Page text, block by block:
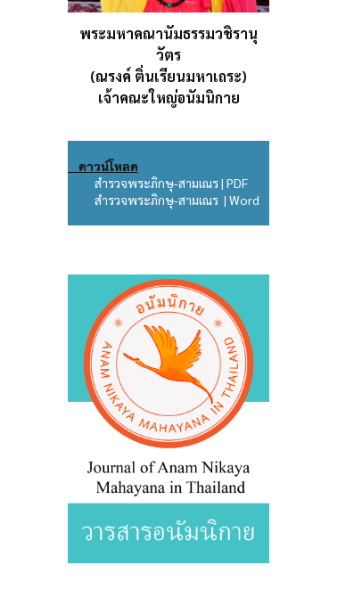
พระมหาคณานัมธรรมวชิรานุ
วัตร
(ณรงค์ ติ่นเรียนมหาเถระ)
เจ้าคณะใหญ่อนัมนิกาย
ดาวน์โหลด
สำรวจพระภิกษุ-สามเณร | PDF
สำรวจพระภิกษุ-สามเณร | Word